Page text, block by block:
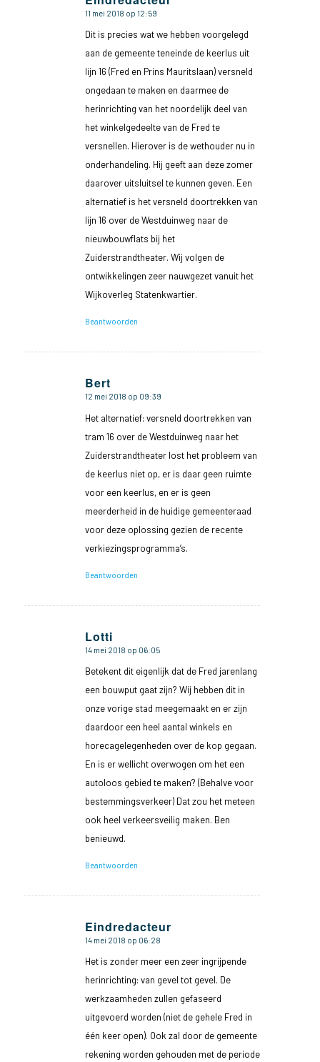
zegt:
11 mei 2018 op 12:59
Dit is precies wat we hebben voorgelegd
aan de gemeente teneinde de keerlus uit
lijn 16 (Fred en Prins Mauritslaan) versneld
ongedaan te maken en daarmee de
herinrichting van het noordelijk deel van
het winkelgedeelte van de Fred te
versnellen. Hierover is de wethouder nu in
onderhandeling. Hij geeft aan deze zomer
daarover uitsluitsel te kunnen geven. Een
alternatief is het versneld doortrekken van
lijn 16 over de Westduinweg naar de
nieuwbouwflats bij het
Zuiderstrandtheater. Wij volgen de
ontwikkelingen zeer nauwgezet vanuit het
Wijkoverleg Statenkwartier.
Beantwoorden
Bert
zegt:
12 mei 2018 op 09:39
Het alternatief: versneld doortrekken van
tram 16 over de Westduinweg naar het
Zuiderstrandtheater lost het probleem van
de keerlus niet op, er is daar geen ruimte
voor een keerlus, en er is geen
meerderheid in de huidige gemeenteraad
voor deze oplossing gezien de recente
verkiezingsprogramma’s.
Beantwoorden
Lotti
zegt:
14 mei 2018 op 06:05
Betekent dit eigenlijk dat de Fred jarenlang
een bouwput gaat zijn? Wij hebben dit in
onze vorige stad meegemaakt en er zijn
daardoor een heel aantal winkels en
horecagelegenheden over de kop gegaan.
En is er wellicht overwogen om het een
autoloos gebied te maken? (Behalve voor
bestemmingsverkeer) Dat zou het meteen
ook heel verkeersveilig maken. Ben
benieuwd.
Beantwoorden
Eindredacteur
zegt:
14 mei 2018 op 06:28
Het is zonder meer een zeer ingrijpende
herinrichting: van gevel tot gevel. De
werkzaamheden zullen gefaseerd
uitgevoerd worden (niet de gehele Fred in
één keer open). Ook zal door de gemeente
rekening worden gehouden met de periode